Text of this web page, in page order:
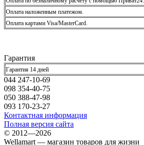
Оплата наложенным платежом.
Оплата картами Visa/MasterCard.
Гарантия
Гарантия 14 дней
044 247-10-69
098 354-40-75
050 388-47-98
093 170-23-27
Контактная информация
Полная версия сайта
© 2012—2026
Wellamart — магазин товаров для жизни